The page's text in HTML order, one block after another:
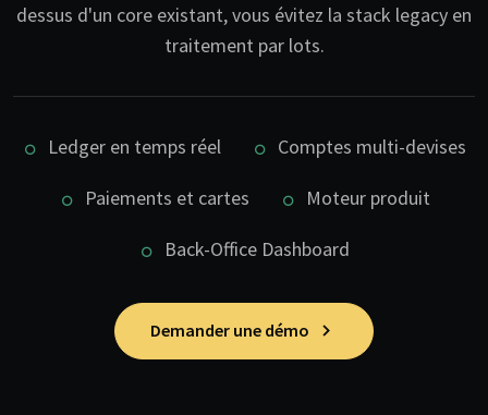
dessus d'un core existant, vous évitez la stack legacy en
traitement par lots.
Ledger en temps réel Comptes multi-devises
Paiements et cartes Moteur produit
Back-Office Dashboard
Demander une démo